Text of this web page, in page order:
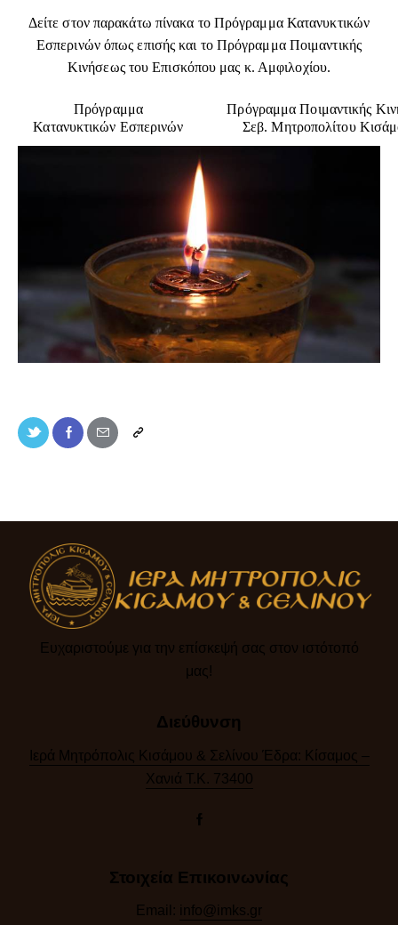
Δείτε στον παρακάτω πίνακα το Πρόγραμμα Κατανυκτικών
Εσπερινών όπως επισής και το Πρόγραμμα Ποιμαντικής
Κινήσεως του Επισκόπου μας κ. Αμφιλοχίου.
Πρόγραμμα
Κατανυκτικών Εσπερινών
Πρόγραμμα Ποιμαντικής
Σεβ. Μητροπολίτου
Ευχαριστούμε για την επίσκεψή σας στον ιστότοπό
μας!​
Διεύθυνση
Ιερά Μητρόπολις Κισάμου & Σελίνου Έδρα: Κίσαμος –
Χανιά Τ.Κ. 73400
Στοιχεία Επικοινωνίας
Email: info@imks.gr